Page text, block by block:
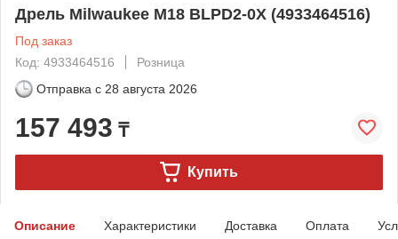
Дрель Milwaukee M18 BLPD2-0X (4933464516)
Под заказ
Код: 4933464516
Розница
Отправка с 28 августа 2026
157 493 ₸
Купить
Описание Характеристики Доставка Оплата